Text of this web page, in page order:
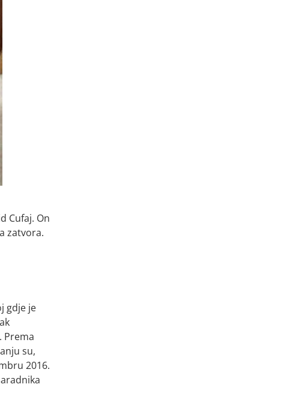
Cufaj. On
zatvora.
gdje je
Prema
su,
2016.